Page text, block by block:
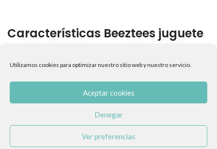
Utilizamos cookies para optimizar nuestro sitio web y nuestro servicio.
Aceptar cookies
Denegar
Ver preferencias
Características Beeztees juguete
INFORMACIÓN ADICIONAL